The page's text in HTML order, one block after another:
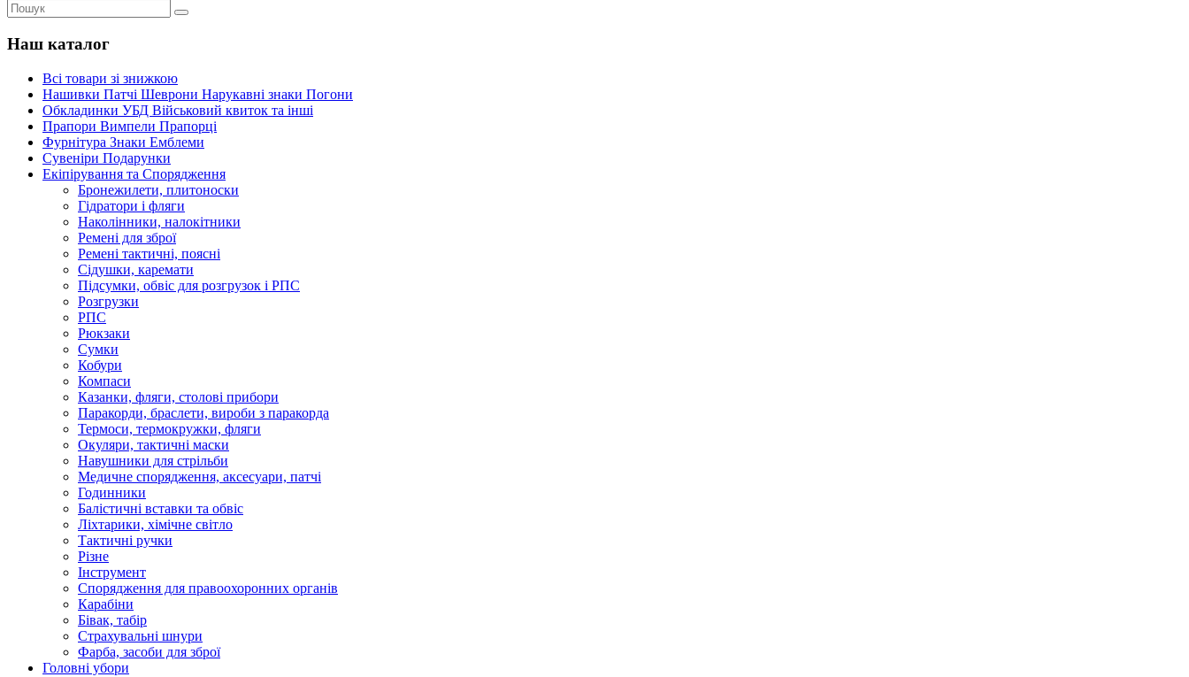
Наш каталог
Всі товари зі знижкою
Нашивки Патчі Шеврони Нарукавні знаки Погони
Обкладинки УБД Військовий квиток та інші
Прапори Вимпели Прапорці
Фурнітура Знаки Емблеми
Сувеніри Подарунки
Екіпірування та Спорядження
Бронежилети, плитоноски
Гідратори і фляги
Наколінники, налокітники
Ремені для зброї
Ремені тактичні, поясні
Сідушки, каремати
Підсумки, обвіс для розгрузок і РПС
Розгрузки
РПС
Рюкзаки
Сумки
Кобури
Компаси
Казанки, фляги, столові прибори
Паракорди, браслети, вироби з паракорда
Термоси, термокружки, фляги
Окуляри, тактичні маски
Навушники для стрільби
Медичне спорядження, аксесуари, патчі
Годинники
Балістичні вставки та обвіс
Ліхтарики, хімічне світло
Тактичні ручки
Різне
Інструмент
Спорядження для правоохоронних органів
Карабіни
Бівак, табір
Страхувальні шнури
Фарба, засоби для зброї
Головні убори